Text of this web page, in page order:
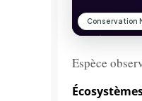
Espèce